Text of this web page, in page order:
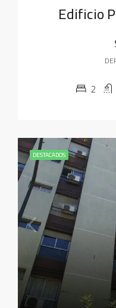
Edificio
2
DESTACADOS